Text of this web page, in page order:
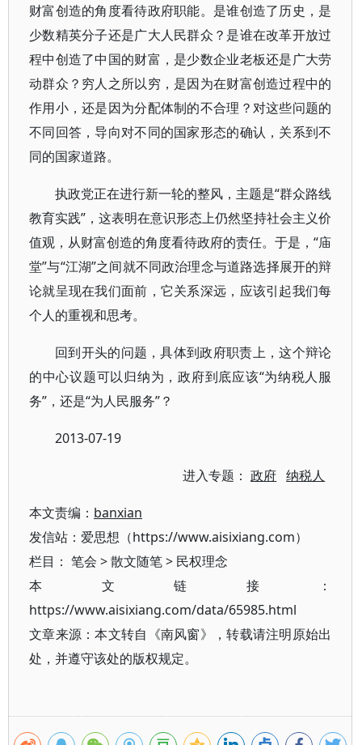
财富创造的角度看待政府职能。是谁创造了历史，是
少数精英分子还是广大人民群众？是谁在改革开放过
程中创造了中国的财富，是少数企业老板还是广大劳
动群众？穷人之所以穷，是因为在财富创造过程中的
作用小，还是因为分配体制的不合理？对这些问题的
不同回答，导向对不同的国家形态的确认，关系到不
同的国家道路。
执政党正在进行新一轮的整风，主题是“群众路线
教育实践”，这表明在意识形态上仍然坚持社会主义价
值观，从财富创造的角度看待政府的责任。于是，“庙
堂”与“江湖”之间就不同政治理念与道路选择展开的辩
论就呈现在我们面前，它关系深远，应该引起我们每
个人的重视和思考。
回到开头的问题，具体到政府职责上，这个辩论
的中心议题可以归纳为，政府到底应该“为纳税人服
务”，还是“为人民服务”？
2013-07-19
进入专题：政府 纳税人
本文责编： banxian
发信站：爱思想（https://www.aisixiang.com）
栏目： 笔会 >散文随笔> 民权理念
本文链接：
https://www.aisixiang.com/data/65985.html
文章来源：本文转自《南风窗》，转载请注明原始出
处，并遵守该处的版权规定。